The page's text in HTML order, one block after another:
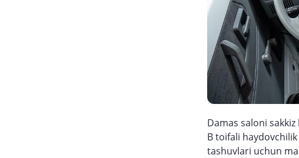
Damas saloni
B toifali
tashuvlari uchun